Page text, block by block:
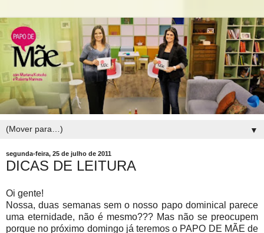
▼
segunda-feira, 25 de julho de 2011
DICAS DE LEITURA
Oi gente!
Nossa, duas semanas sem o nosso papo dominical parece
uma eternidade, não é mesmo??? Mas não se preocupem
porque no próximo domingo já teremos o PAPO DE MÃE de